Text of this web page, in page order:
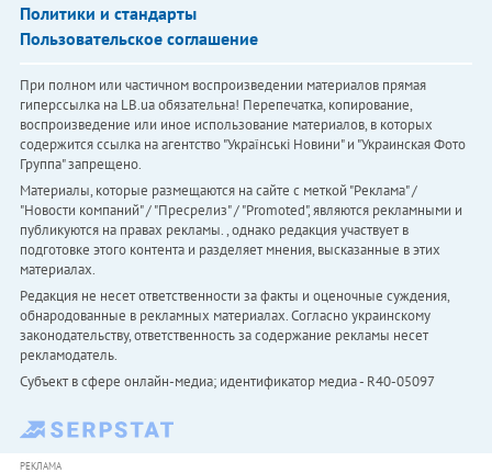
Политики и стандарты
Пользовательское соглашение
При полном или частичном воспроизведении материалов прямая
гиперссылка на LB.ua обязательна! Перепечатка, копирование,
воспроизведение или иное использование материалов, в которых
содержится ссылка на агентство "Українськi Новини" и "Украинская Фото
Группа" запрещено.
Материалы, которые размещаются на сайте с меткой "Реклама" /
"Новости компаний" / "Пресрелиз" / "Promoted", являются рекламными и
публикуются на правах рекламы. , однако редакция участвует в
подготовке этого контента и разделяет мнения, высказанные в этих
материалах.
Редакция не несет ответственности за факты и оценочные суждения,
обнародованные в рекламных материалах. Согласно украинскому
законодательству, ответственность за содержание рекламы несет
рекламодатель.
Субъект в сфере онлайн-медиа; идентификатор медиа - R40-05097
РЕКЛАМА